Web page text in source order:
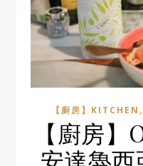
【廚房】KITCHEN ,
【廚房